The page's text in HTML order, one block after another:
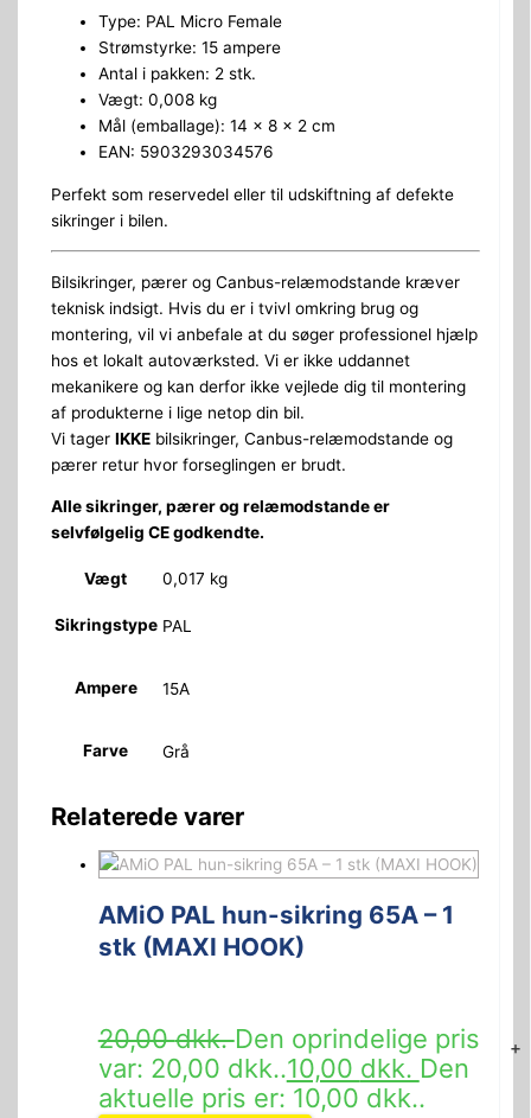
+
Type: PAL Micro Female
Strømstyrke: 15 ampere
Antal i pakken: 2 stk.
Vægt: 0,008 kg
Mål (emballage): 14 x 8 x 2 cm
EAN: 5903293034576
Perfekt som reservedel eller til udskiftning af defekte
sikringer i bilen.
Bilsikringer, pærer og Canbus-relæmodstande kræver
teknisk indsigt. Hvis du er i tvivl omkring brug og
montering, vil vi anbefale at du søger professionel hjælp
hos et lokalt autoværksted. Vi er ikke uddannet
mekanikere og kan derfor ikke vejlede dig til montering
af produkterne i lige netop din bil.
Vi tager IKKEbilsikringer, Canbus-relæmodstande og
pærer retur hvor forseglingen er brudt.
Alle sikringer, pærer og relæmodstande er
selvfølgelig CE godkendte.
Vægt 0,017 kg
Sikringstype PAL
Ampere 15A
Farve Grå
Relaterede varer
AMiO PAL hun-sikring 65A – 1
stk (MAXI HOOK)
20,00dkk.Den oprindelige pris
var: 20,00 dkk..10,00 dkk. Den
aktuelle pris er: 10,00 dkk..